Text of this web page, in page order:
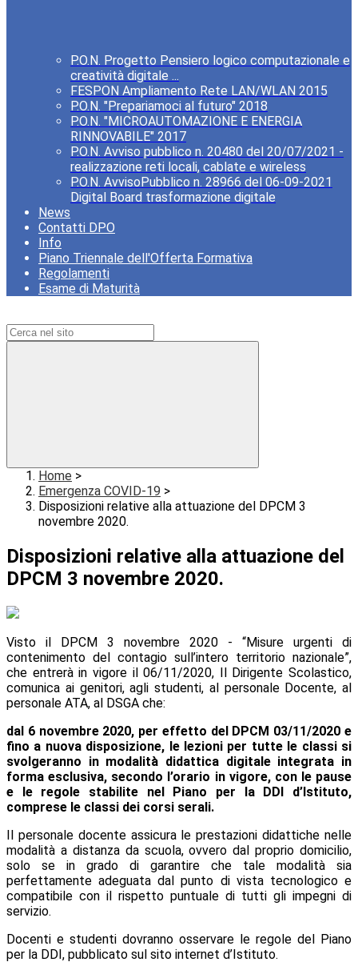
P.O.N. Progetto Pensiero logico computazionale e
creatività digitale ...
FESPON Ampliamento Rete LAN/WLAN 2015
P.O.N. "Prepariamoci al futuro" 2018
P.O.N. "MICROAUTOMAZIONE E ENERGIA
RINNOVABILE" 2017
P.O.N. Avviso pubblico n. 20480 del 20/07/2021 -
realizzazione reti locali, cablate e wireless
P.O.N. AvvisoPubblico n. 28966 del 06-09-2021
Digital Board trasformazione digitale
News
Contatti DPO
Info
Piano Triennale dell'Offerta Formativa
Regolamenti
Esame di Maturità
Home >
Emergenza COVID-19 >
Disposizioni relative alla attuazione del DPCM 3
novembre 2020.
Disposizioni relative alla attuazione del
DPCM 3 novembre 2020.
Visto il DPCM 3 novembre 2020 - “Misure urgenti di
contenimento del contagio sull’intero territorio nazionale”,
che entrerà in vigore il 06/11/2020, Il Dirigente Scolastico,
comunica ai genitori, agli studenti, al personale Docente, al
personale ATA, al DSGA che:
dal 6 novembre 2020, per effetto del DPCM 03/11/2020 e
fino a nuova disposizione, le lezioni per tutte le classi si
svolgeranno in modalità didattica digitale integrata in
forma esclusiva, secondo l’orario in vigore, con le pause
e le regole stabilite nel Piano per la DDI d’Istituto,
comprese le classi dei corsi serali.
Il personale docente assicura le prestazioni didattiche nelle
modalità a distanza da scuola, ovvero dal proprio domicilio,
solo se in grado di garantire che tale modalità sia
perfettamente adeguata dal punto di vista tecnologico e
compatibile con il rispetto puntuale di tutti gli impegni di
servizio.
Docenti e studenti dovranno osservare le regole del Piano
per la DDI, pubblicato sul sito internet d’Istituto.